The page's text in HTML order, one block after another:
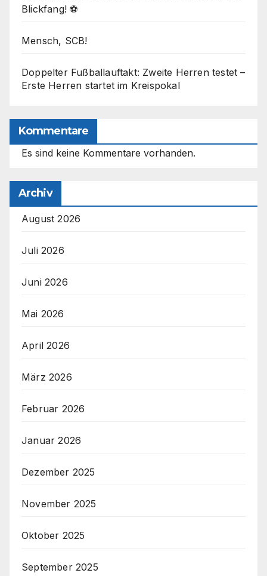
Blickfang! ⚽
Mensch, SCB!
Doppelter Fußballauftakt: Zweite Herren testet –
Erste Herren startet im Kreispokal
Kommentare
Es sind keine Kommentare vorhanden.
Archiv
August 2026
Juli 2026
Juni 2026
Mai 2026
April 2026
März 2026
Februar 2026
Januar 2026
Dezember 2025
November 2025
Oktober 2025
September 2025